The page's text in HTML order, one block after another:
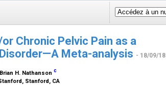
Chronic Pelvic Pain as a
Meta-analysis - 18/09/18
H. Nathanson c
Stanford, CA